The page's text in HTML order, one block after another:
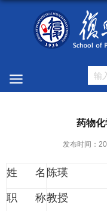
药物
发布时间：
姓 名 陈瑛
职 称教授